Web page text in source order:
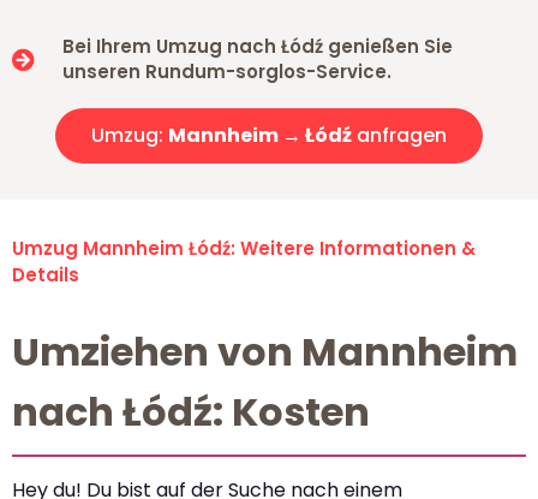
Bei Ihrem Umzug nach Łódź genießen Sie
unseren Rundum-sorglos-Service.
Umzug: Mannheim → Łódź anfragen
Umzug Mannheim Łódź: Weitere Informationen &
Details
Umziehen von Mannheim
nach Łódź: Kosten
Hey du! Du bist auf der Suche nach einem